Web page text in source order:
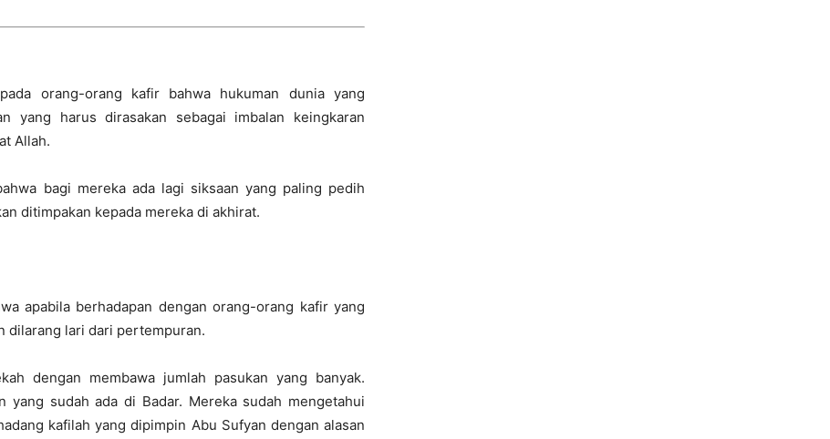
orang-orang kafir bahwa hukuman dunia yang
yang harus dirasakan sebagai imbalan keingkaran
Allah.
bagi mereka ada lagi siksaan yang paling pedih
ditimpakan kepada mereka di akhirat.
apabila berhadapan dengan orang-orang kafir yang
dilarang lari dari pertempuran.
dengan membawa jumlah pasukan yang banyak.
yang sudah ada di Badar. Mereka sudah mengetahui
kafilah yang dipimpin Abu Sufyan dengan alasan